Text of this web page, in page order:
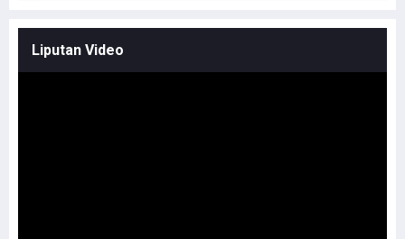
Liputan Video